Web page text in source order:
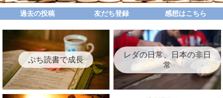
過去の投稿 友だち登録 感想はこちら
ぷち読書で成長
レダの日常、日本の非日
常